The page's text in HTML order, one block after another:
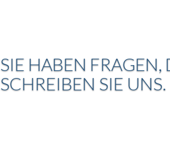
SIE HABEN FRAGEN,
SCHREIBEN SIE UNS.